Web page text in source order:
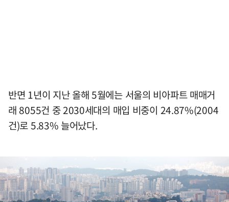
반면 1년이 지난 올해 5월에는 서울의 비아파트 매매거
래 8055건 중 2030세대의 매입 비중이 24.87%(2004
건)로 5.83% 늘어났다.